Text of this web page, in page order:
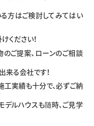
方はご検討してみてはい
ください！
ご提案、ローンのご相談
来る会社です！
実績も十分で、必ずご納
デルハウスも随時、ご見学